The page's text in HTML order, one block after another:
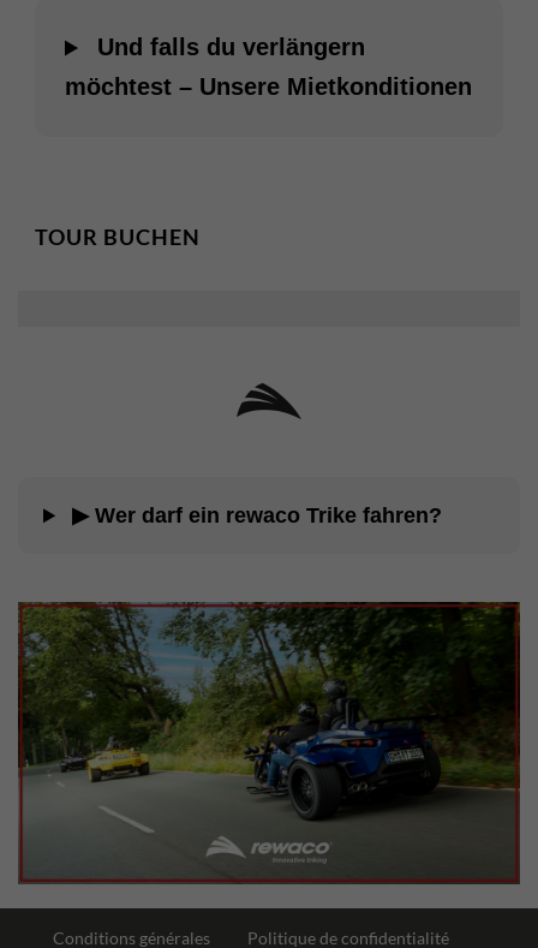
Und falls du verlängern
möchtest – Unsere Mietkonditionen
TOUR BUCHEN
▶ Wer darf ein rewaco Trike fahren?
Conditions générales Politique de confidentialité